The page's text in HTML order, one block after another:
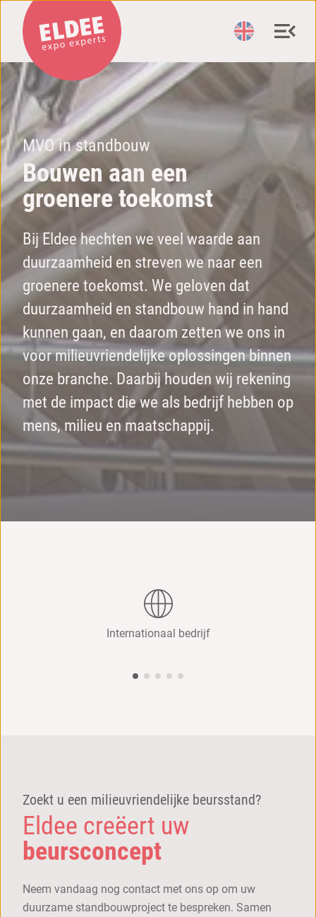
MVO in standbouw
Bouwen aan een
groenere toekomst
Bij Eldee hechten we veel waarde aan
duurzaamheid en streven we naar een
groenere toekomst. We geloven dat
duurzaamheid en standbouw hand in hand
kunnen gaan, en daarom zetten we ons in
voor milieuvriendelijke oplossingen binnen
onze branche. Daarbij houden wij rekening
met de impact die we als bedrijf hebben op
mens, milieu en maatschappij.
Internationaal bedrijf
Zoekt u een milieuvriendelijke beursstand?
Eldee creëert uw
beursconcept
Neem vandaag nog contact met ons op om uw
duurzame standbouwproject te bespreken. Samen